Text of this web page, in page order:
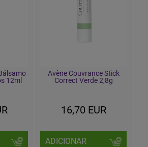
12ml
Avène Couvrance Stick
Correct Verde 2,8g
16,70 EUR
ADICIONAR